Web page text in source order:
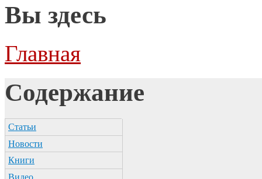
Вы здесь
Главная
Содержание
Статьи
Новости
Книги
Видео